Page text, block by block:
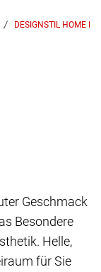
DESIGNSTIL HOME
Geschmack
Besondere
Helle,
für Sie